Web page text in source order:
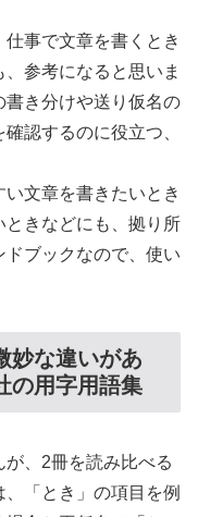
事で文章を書くとき
参考になると思いま
き分けや送り仮名の
認するのに役立つ、
文章を書きたいとき
きなどにも、拠り所
ブックなので、使い
な違いがあ
の用字用語集
、2冊を読み比べる
「とき」の項目を例